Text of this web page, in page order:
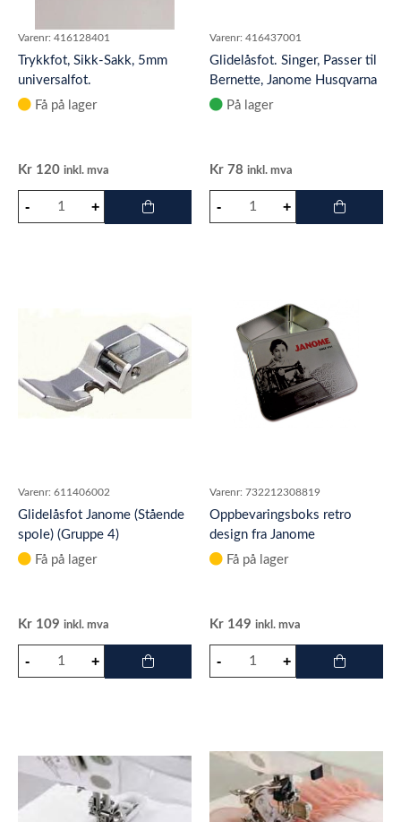
Varenr: 416128401
Trykkfot, Sikk-Sakk, 5mm
universalfot.
Få på lager
Kr 120 inkl. mva
Varenr: 416437001
Glidelåsfot. Singer, Passer til
Bernette, Janome Husqvarna
H-class E20 og E 10.
På lager
Kr 78 inkl. mva
Varenr: 611406002
Glidelåsfot Janome (Stående
spole) (Gruppe 4)
Få på lager
Kr 109 inkl. mva
Varenr: 732212308819
Oppbevaringsboks retro
design fra Janome
Få på lager
Kr 149 inkl. mva